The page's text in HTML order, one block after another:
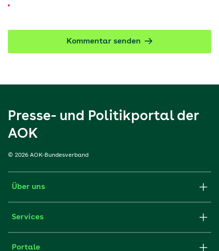
Kommentar senden
Presse- und Politikportal der
AOK
© 2026 AOK-Bundesverband
Über uns
Services
Portale